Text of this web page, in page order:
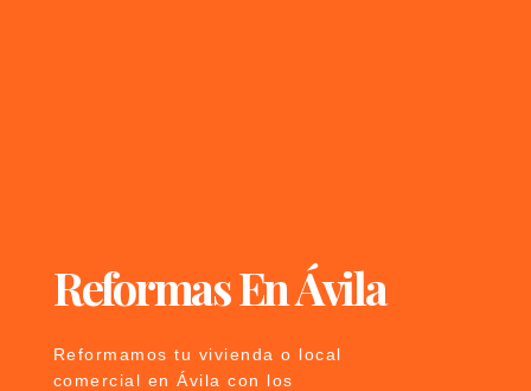
Reformas En Ávila
Reformamos tu vivienda o local
comercial en Ávila con los